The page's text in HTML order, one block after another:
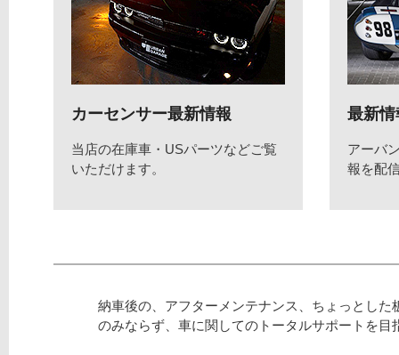
カーセンサー最新情報
当店の在庫車・USパーツなどご覧
いただけます。
最新情
アーバ
報を配
納車後の、アフターメンテナンス、ちょっとした
のみならず、車に関してのトータルサポートを目